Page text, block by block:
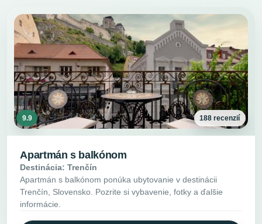
9.9 188 recenzií
Apartmán s balkónom
Destinácia: Trenčín
Apartmán s balkónom ponúka ubytovanie v destinácii
Trenčín, Slovensko. Pozrite si vybavenie, fotky a ďalšie
informácie.